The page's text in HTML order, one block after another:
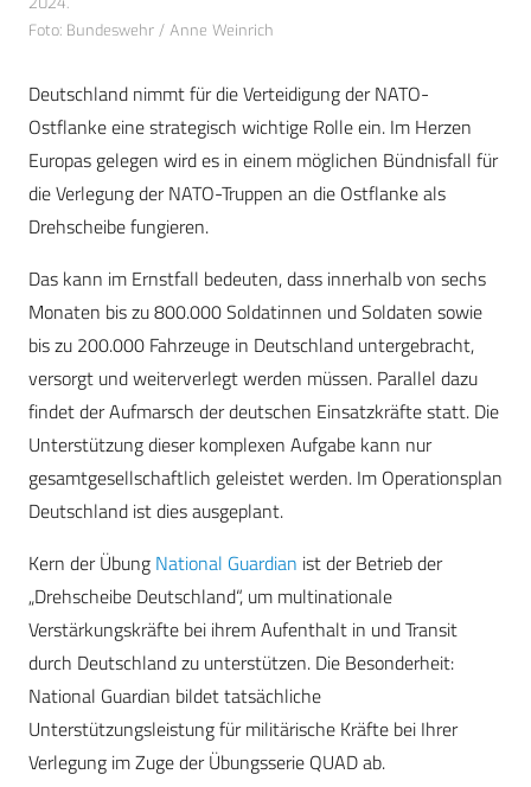
Foto: Bundeswehr / Anne Weinrich
Deutschland nimmt für die Verteidigung der NATO-
Ostflanke eine strategisch wichtige Rolle ein. Im Herzen
Europas gelegen wird es in einem möglichen Bündnisfall für
die Verlegung der NATO-Truppen an die Ostflanke als
Drehscheibe fungieren.
Das kann im Ernstfall bedeuten, dass innerhalb von sechs
Monaten bis zu 800.000 Soldatinnen und Soldaten sowie
bis zu 200.000 Fahrzeuge in Deutschland untergebracht,
versorgt und weiterverlegt werden müssen. Parallel dazu
findet der Aufmarsch der deutschen Einsatzkräfte statt. Die
Unterstützung dieser komplexen Aufgabe kann nur
gesamtgesellschaftlich geleistet werden. Im Operationsplan
Deutschland ist dies ausgeplant.
Kern der Übung National Guardian ist der Betrieb der
„Drehscheibe Deutschland“, um multinationale
Verstärkungskräfte bei ihrem Aufenthalt in und Transit
durch Deutschland zu unterstützen. Die Besonderheit:
National Guardian bildet tatsächliche
Unterstützungsleistung für militärische Kräfte bei Ihrer
Verlegung im Zuge der Übungsserie QUAD ab.